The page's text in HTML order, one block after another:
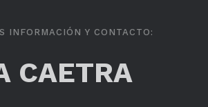
INFORMACIÓN Y CONTACTO:
CAETRA